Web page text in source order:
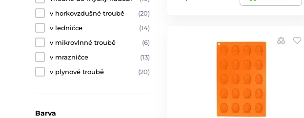
v horkovzdušné troubě
(20)
v ledničce
(14)
v mikrovlnné troubě
(6)
v mrazničce
(13)
v plynové troubě
(20)
Barva